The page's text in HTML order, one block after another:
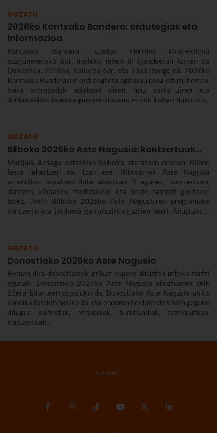
GOZATU
2026ko Kontxako Bandera: ordutegiak eta
informazioa
Kontxako Bandera, Euskal Herriko kirol-ekitaldi
ezagunenetako bat, iraileko lehen bi igandeetan izaten da
Donostian. 2026an, irailaren 6an eta 13an izango da. 2026ko
Kontxako Banderaren ordutegi eta egitarau osoa dituzu hemen,
baita estropadak nolakoak diren, noiz sortu ziren eta
denboraldiko bandera garrantzitsuena zeinek irabazi duten ere.
GOZATU
Bilboko 2026ko Aste Nagusia: kontzertuak...
Marijaia Arriaga antzokiko balkoira ateratzen denean, Bilbon
festa lehertzen da. Izan ere, bilbotarrek Aste Nagusia
arranditsu ospatzen dute abuztuan 9 egunez, kontzertuen,
dantzen, kirolaren, tradizioaren eta beste hainbat gauzaren
bidez. Jakin Bilboko 2026ko Aste Nagusiaren programako
kontzertu eta jarduera garrantzitsu guztien berri. Abuztuaren
GOZATU
Donostiako 2026ko Aste Nagusia
Hemen dira donostiarrek irrikaz espero dituzten urteko zortzi
egunak. Donostiako 2026ko Aste Nagusia abuztuaren 8tik
15era bitartean ospatuko da. Donostiako Aste Nagusia ohiko
kanoikadarekin hasiko da, eta ondoren helduko dira hain gogoko
ditugun su-festak, erraldoiak, buruhandiak, zezensuzkoa,
kontzertuak...